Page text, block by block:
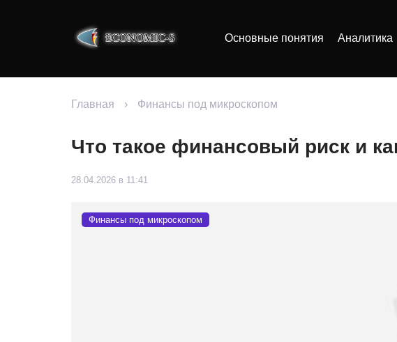
Основные понятия Аналитика
Главная › Финансы под микроскопом
Что такое финансовый риск и
28.04.2026 в 11:41
Финансы под микроскопом